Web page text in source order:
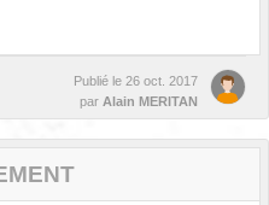
Publié le 26 oct. 2017
par Alain MERITAN